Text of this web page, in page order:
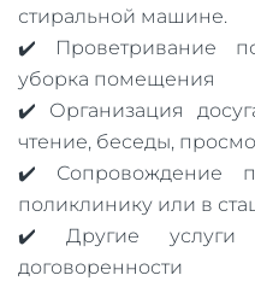
стиральной машине.
✔️ Проветривание
уборка помещения
✔️ Организация
чтение, беседы,
✔️ Сопровождение
поликлинику или в
✔️ Другие услуги
договоренности